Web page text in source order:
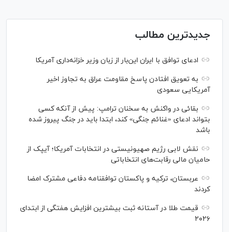
جدیدترین مطالب
ادعای توافق با ایران این‌بار از زبان وزیر خزانه‌داری آمریکا
به تعویق افتادن پاسخ مقاومت عراق به تجاوز اخیر
آمریکایی سعودی
بقائی در واکنش به سخنان ترامپ: پیش از آنکه کسی
بتواند ادعای «غنائم جنگی» کند، ابتدا باید در جنگ پیروز شده
باشد
نقش لابی رژیم صهیونیستی در انتخابات آمریکا؛ آیپک از
حامیان مالی رقابت‌های انتخاباتی
عربستان، ترکیه و پاکستان توافقنامه دفاعی مشترک امضا
کردند
قیمت طلا در آستانه ثبت بیشترین افزایش هفتگی از ابتدای
۲۰۲۶